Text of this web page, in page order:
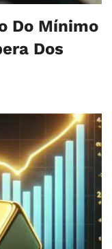
Do Mínimo
Dos